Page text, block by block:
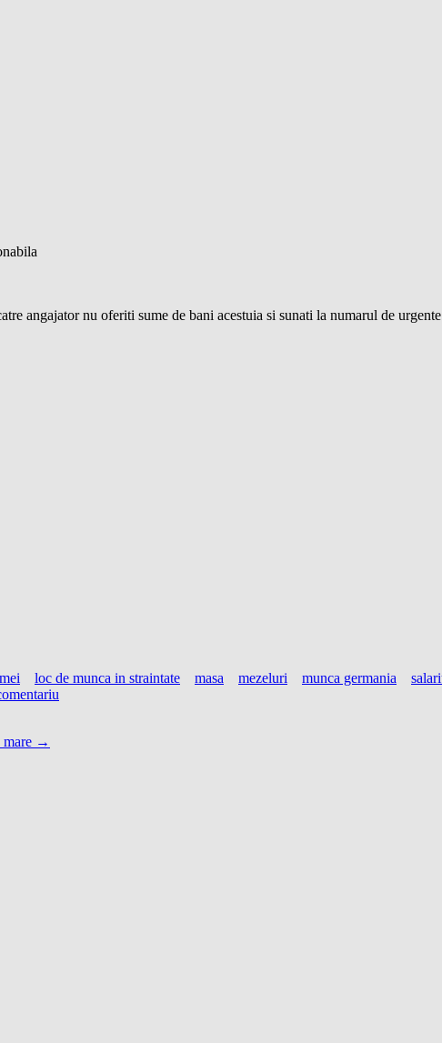
angajator nu oferiti sume de bani acestuia si sunati la numarul de
loc de munca in straintate masa mezeluri munca germania
→